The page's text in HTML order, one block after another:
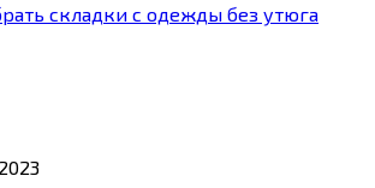
складки с одежды без утюга